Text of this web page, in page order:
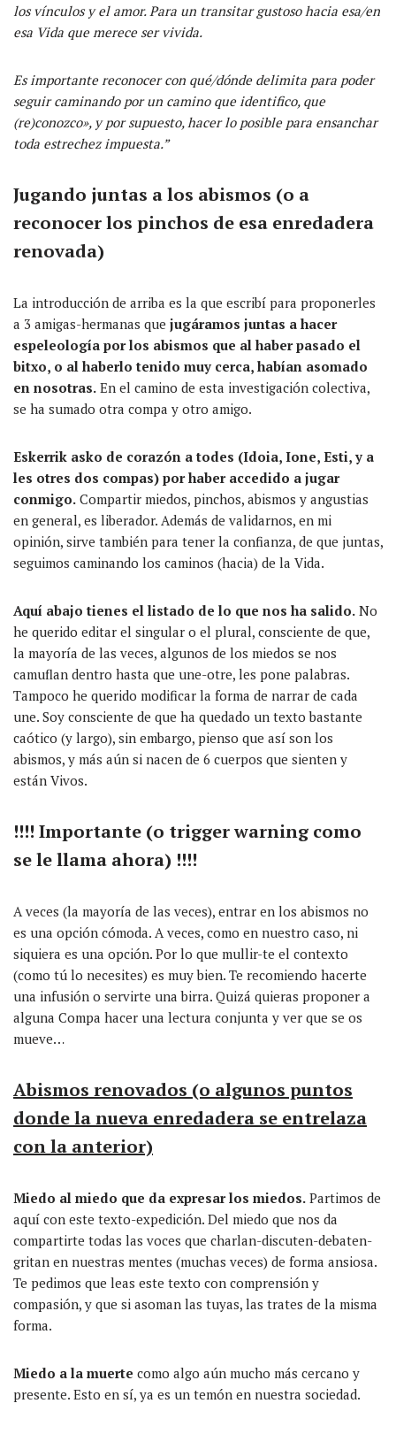
los vínculos y el amor.Para un transitar gustoso hacia esa/en
esa Vida que merece ser vivida.
Es importante reconocer con qué/dónde delimita para poder
seguir caminando por un camino queidentifico, que
(re)conozco», y por supuesto, hacer lo posible para ensanchar
toda estrechez impuesta.”
Jugando juntas a los abismos (o a
reconocer los pinchos de esa enredadera
renovada)
La introducción de arriba es la que escribí para proponerles
a 3 amigas-hermanas que jugáramos juntas a hacer
espeleología por los abismos que al haber pasado el
bitxo, o al haberlo tenido muy cerca, habían asomado
en nosotras. En el camino de esta investigación colectiva,
se ha sumado otra compa y otro amigo.
Eskerrik asko de corazón a todes (Idoia, Ione, Esti, y a
les otres dos compas) por haber accedido a jugar
conmigo. Compartir miedos, pinchos, abismos y angustias
en general, es liberador. Además de validarnos, en mi
opinión, sirve también para tener la confianza, de que juntas,
seguimos caminando los caminos (hacia) de la Vida.
Aquí abajo tienes el listado de lo que nos ha salido. No
he querido editar el singular o el plural, consciente de que,
la mayoría de las veces, algunos de los miedos se nos
camuflan dentro hasta que une-otre, les pone palabras.
Tampoco he querido modificar la forma de narrar de cada
une. Soy consciente de que ha quedado un texto bastante
caótico (y largo), sin embargo, pienso que así son los
abismos, y más aún si nacen de 6 cuerpos que sienten y
están Vivos.
!!!! Importante (o trigger warning como
se le llama ahora) !!!!
A veces (la mayoría de las veces), entrar en los abismos no
es una opción cómoda. A veces, como en nuestro caso, ni
siquiera es una opción. Por lo que mullir-te el contexto
(como tú lo necesites) es muy bien. Te recomiendo hacerte
una infusión o servirte una birra. Quizá quieras proponer a
alguna Compa hacer una lectura conjunta y ver que se os
mueve…
Abismos renovados (o algunos puntos
donde la nueva enredadera se entrelaza
con la anterior)
Miedo al miedo que da expresar los miedos. Partimos de
aquí con este texto-expedición. Del miedo que nos da
compartirte todas las voces que charlan-discuten-debaten-
gritan en nuestras mentes (muchas veces) de forma ansiosa.
Te pedimos que leas este texto con comprensión y
compasión, y que si asoman las tuyas, las trates de la misma
forma.
Miedo a la muerte como algo aún mucho más cercano y
presente. Esto en sí, ya es un temón en nuestra sociedad.